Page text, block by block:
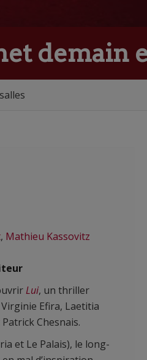
demain
, Mathieu Kassovitz
Lui, un thriller
Efira, Laetitia
Chesnais.
et Le Palais), le long-